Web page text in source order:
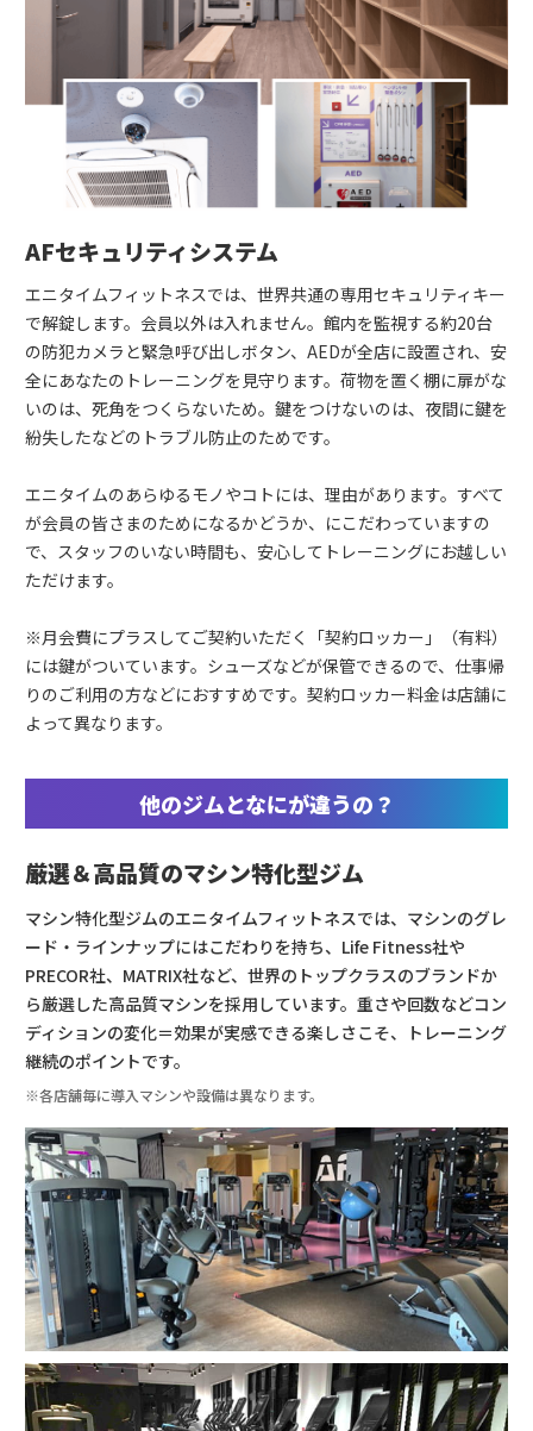
AFセキュリティシステム
エニタイムフィットネスでは、世界共通の専用セキュリティキー
で解錠します。会員以外は入れません。館内を監視する約20台
の防犯カメラと緊急呼び出しボタン、AEDが全店に設置され、安
全にあなたのトレーニングを見守ります。荷物を置く棚に扉がな
いのは、死角をつくらないため。鍵をつけないのは、夜間に鍵を
紛失したなどのトラブル防止のためです。
エニタイムのあらゆるモノやコトには、理由があります。すべて
が会員の皆さまのためになるかどうか、にこだわっていますの
で、スタッフのいない時間も、安心してトレーニングにお越しい
ただけます。
※月会費にプラスしてご契約いただく「契約ロッカー」（有料）
には鍵がついています。シューズなどが保管できるので、仕事帰
りのご利用の方などにおすすめです。契約ロッカー料金は店舗に
よって異なります。
他のジムとなにが違うの？
厳選＆高品質のマシン特化型ジム
マシン特化型ジムのエニタイムフィットネスでは、マシンのグレ
ード・ラインナップにはこだわりを持ち、Life Fitness社や
PRECOR社、MATRIX社など、世界のトップクラスのブランドか
ら厳選した高品質マシンを採用しています。重さや回数などコン
ディションの変化＝効果が実感できる楽しさこそ、トレーニング
継続のポイントです。
※各店舗毎に導入マシンや設備は異なります。